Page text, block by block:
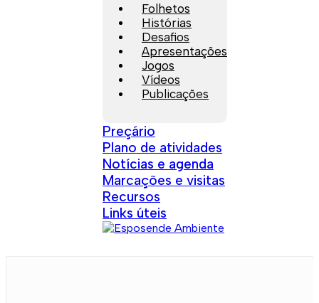
Folhetos
Histórias
Desafios
Apresentações
Jogos
Vídeos
Publicações
Preçário
Plano de atividades
Notícias e agenda
Marcações e visitas
Recursos
Links úteis